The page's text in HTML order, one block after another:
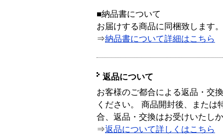
■納品書について
お届けする商品に同梱致します。
⇒納品書について詳細はこちら
返品について
お客様のご都合による返品・交
ください。 商品開封後、または
合、返品・交換はお受けいたし
⇒返品について詳しくはこちら